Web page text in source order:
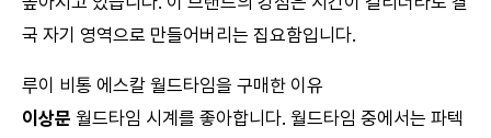
국 자기 영역으로 만들어버리는 집요함입니다.
루이 비통 에스칼 월드타임을 구매한 이유
이상문 월드타임 시계를 좋아합니다. 월드타임 중에서는 파텍